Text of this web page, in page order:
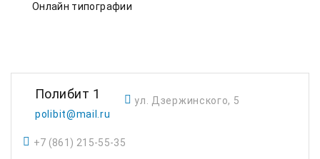
Онлайн типографии
Полибит 1
polibit@mail.ru
ул. Дзержинского, 5
+7 (861) 215-55-35